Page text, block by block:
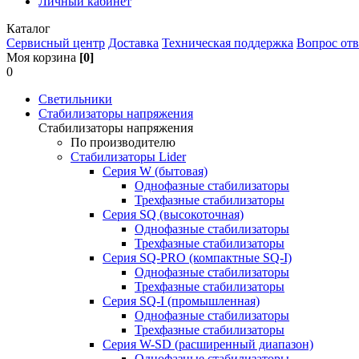
Каталог
Сервисный центр Доставка Техническая поддержка Вопрос
Моя корзина [0]
0
Светильники
Стабилизаторы напряжения
Стабилизаторы напряжения
По производителю
Стабилизаторы Lider
Cерия W (бытовая)
Однофазные стабилизаторы
Трехфазные стабилизаторы
Серия SQ (высокоточная)
Однофазные стабилизаторы
Трехфазные стабилизаторы
Cерия SQ-PRO (компактные SQ-I)
Однофазные стабилизаторы
Трехфазные стабилизаторы
Серия SQ-I (промышленная)
Однофазные стабилизаторы
Трехфазные стабилизаторы
Серия W-SD (расширенный диапазон)